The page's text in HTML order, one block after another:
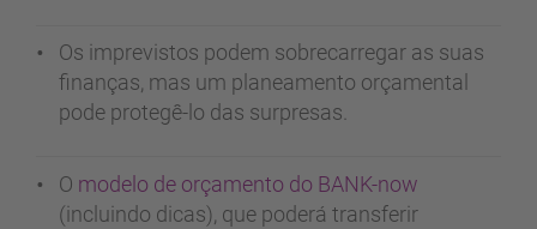
Os imprevistos podem sobrecarregar as suas
finanças, mas um planeamento orçamental
pode protegê-lo das surpresas.
O modelo de orçamento do BANK-now
(incluindo dicas), que poderá transferir